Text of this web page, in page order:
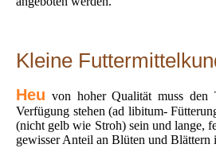
Kleine
Heu von hoher Qualität muss den
Verfügung stehen (ad libitum-
(nicht gelb wie Stroh) sein und lange,
gewisser Anteil an Blüten und Blättern